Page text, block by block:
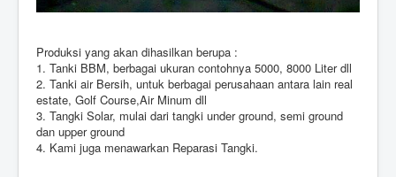
Produksi yang akan dihasilkan berupa :
1. Tanki BBM, berbagai ukuran contohnya 5000, 8000 Liter dll
2. Tanki air Bersih, untuk berbagai perusahaan antara lain real
estate, Golf Course,Air Minum dll
3. Tangki Solar, mulai dari tangki under ground, semi ground
dan upper ground
4. Kami juga menawarkan Reparasi Tangki.